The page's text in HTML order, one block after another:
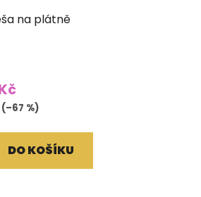
na plátně
(–67 %)
DO KOŠÍKU